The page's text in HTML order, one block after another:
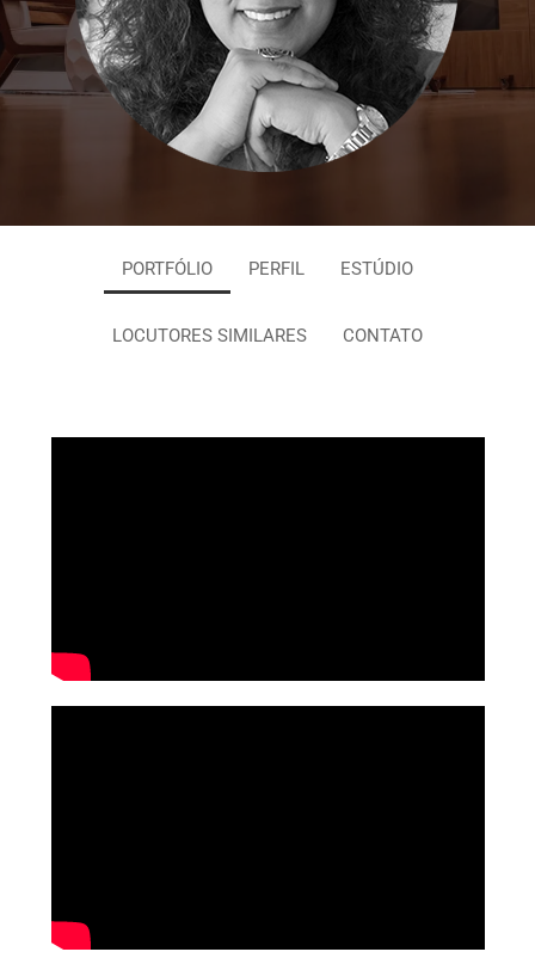
PORTFÓLIO PERFIL ESTÚDIO
LOCUTORES SIMILARES CONTATO